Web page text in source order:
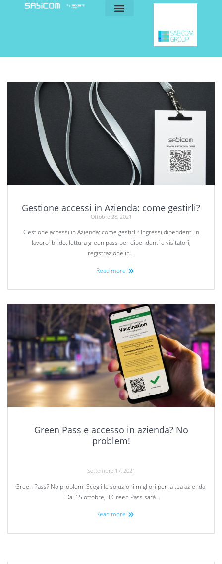
Gestione accessi in Azienda: come gestirli?
Ottobre 28, 2021
Gestione accessi in Azienda: come gestirli? Ingressi dipendenti in
lavoro ibrido, lettura green pass per dipendenti e visitatori,
registrazione in…
Read more
Green Pass e accesso in azienda? No
problem!
Settembre 17, 2021
Green Pass? No problem! Scegli le soluzioni migliori per la tua azienda!
Dal 15 ottobre, il Green Pass sarà…
Read more